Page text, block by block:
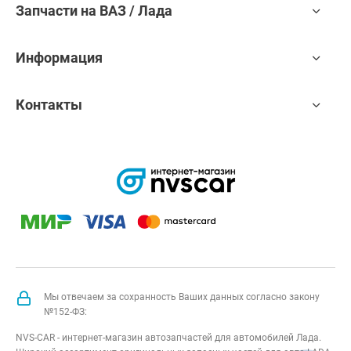
Запчасти на ВАЗ / Лада
Информация
Контакты
Мы отвечаем за сохранность Ваших данных согласно закону
№152-ФЗ:
NVS-CAR - интернет-магазин автозапчастей для автомобилей Лада.